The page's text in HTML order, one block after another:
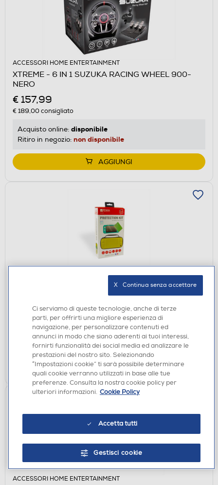
ACCESSORI HOME ENTERTAINMENT
XTREME - 6 IN 1 SUZUKA RACING WHEEL 900-
NERO
€ 157,99
€ 189,00consigliato
Acquisto online: disponibile
Ritiro in negozio: non disponibile
AGGIUNGI
ACCESSORI HOME ENTERTAINMENT
XTREME - PROTECTION KIT SWITCH LITE-GIALLO
consigliato
Acquisto online: disponibile
Ritiro in negozio:non disponibile
AGGIUNGI
ACCESSORI HOME ENTERTAINMENT
Ci serviamo di queste tecnologie, anche di terze
parti, per offrirti una migliore esperienza di
navigazione, per personalizzare contenuti ed
annunci in modo che siano aderenti ai tuoi interessi,
fornirti funzionalità dei social media ed analizzare le
prestazioni del nostro sito. Selezionando
“Impostazioni cookie” ti sarà possibile determinare
quali cookie verranno utilizzati in base alle tue
preferenze. Consulta la nostra cookie policy per
ulteriori informazioni. Cookie Policy
Accetta tutti
Gestisci cookie
X   Continua senza accettare